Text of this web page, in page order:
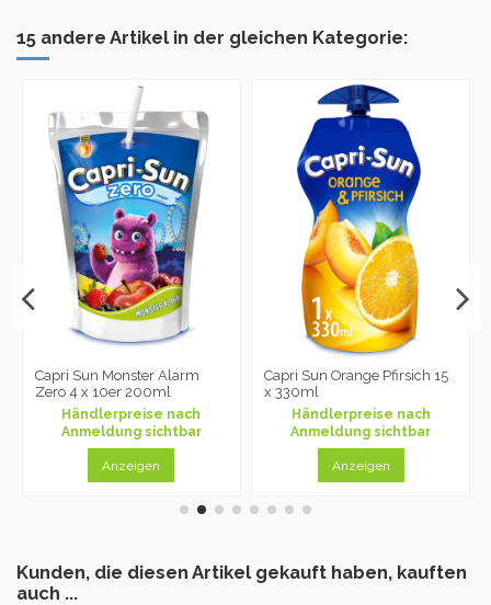
15 andere Artikel in der gleichen Kategorie:
Capri Sun Monster Alarm
Zero 4 x 10er 200ml
Händlerpreise nach
Anmeldung sichtbar
Anzeigen
Capri Sun Orange Pfirsich 15
x 330ml
Händlerpreise nach
Anmeldung sichtbar
Anzeigen
Kunden, die diesen Artikel gekauft haben, kauften
auch ...